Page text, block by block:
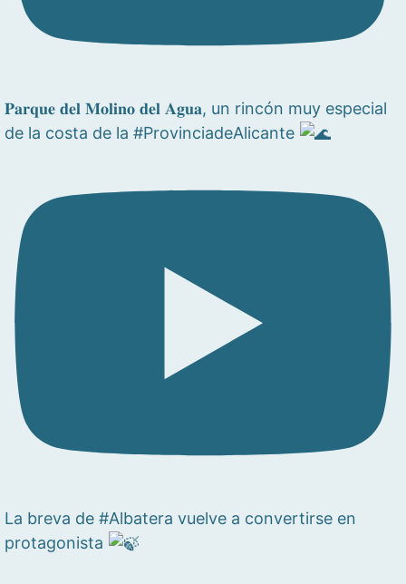
𝐏𝐚𝐫𝐪𝐮𝐞 𝐝𝐞𝐥 𝐌𝐨𝐥𝐢𝐧𝐨 𝐝𝐞𝐥 𝐀𝐠𝐮𝐚, un rincón muy especial
de la costa de la #ProvinciadeAlicante
La breva de #Albatera vuelve a convertirse en
protagonista